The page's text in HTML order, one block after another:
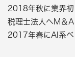
2018年秋に業界初
税理士法人へM＆A
2017年春にAI系ベ